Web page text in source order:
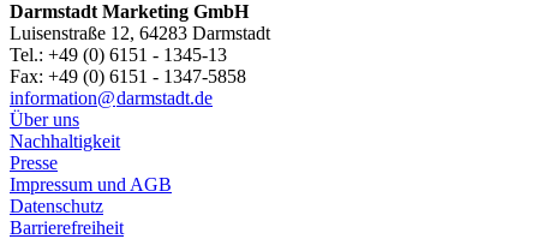
Darmstadt Marketing GmbH
Luisenstraße 12, 64283 Darmstadt
Tel.: +49 (0) 6151 - 1345-13
Fax: +49 (0) 6151 - 1347-5858
information@darmstadt.de
Über uns
Nachhaltigkeit
Presse
Impressum und AGB
Datenschutz
Barrierefreiheit